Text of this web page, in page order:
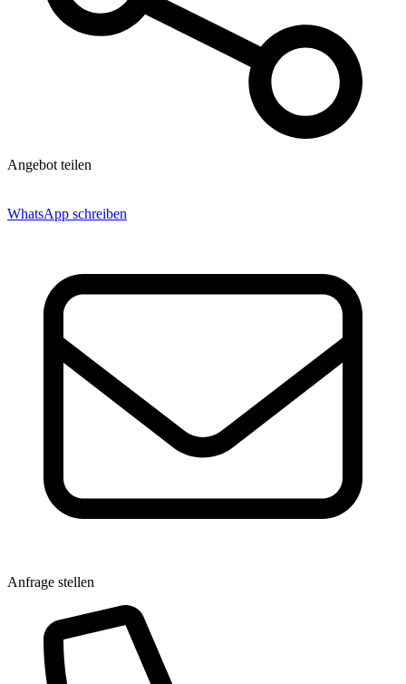
Angebot teilen
WhatsApp schreiben
Anfrage stellen